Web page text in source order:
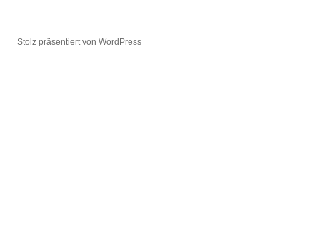
Stolz präsentiert von WordPress